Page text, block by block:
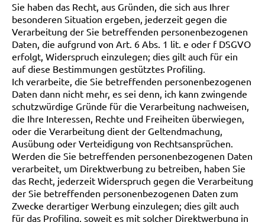
Sie haben das Recht, aus Gründen, die sich aus Ihrer
besonderen Situation ergeben, jederzeit gegen die
Verarbeitung der Sie betreffenden personenbezogenen
Daten, die aufgrund von Art. 6 Abs. 1 lit. e oder f DSGVO
erfolgt, Widerspruch einzulegen; dies gilt auch für ein
auf diese Bestimmungen gestütztes Profiling.
Ich verarbeite, die Sie betreffenden personenbezogenen
Daten dann nicht mehr, es sei denn, ich kann zwingende
schutzwürdige Gründe für die Verarbeitung nachweisen,
die Ihre Interessen, Rechte und Freiheiten überwiegen,
oder die Verarbeitung dient der Geltendmachung,
Ausübung oder Verteidigung von Rechtsansprüchen.
Werden die Sie betreffenden personenbezogenen Daten
verarbeitet, um Direktwerbung zu betreiben, haben Sie
das Recht, jederzeit Widerspruch gegen die Verarbeitung
der Sie betreffenden personenbezogenen Daten zum
Zwecke derartiger Werbung einzulegen; dies gilt auch
für das Profiling, soweit es mit solcher Direktwerbung in